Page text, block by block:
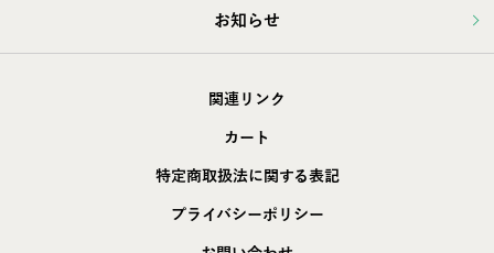
お知らせ
関連リンク
カート
特定商取扱法に関する表記
プライバシーポリシー